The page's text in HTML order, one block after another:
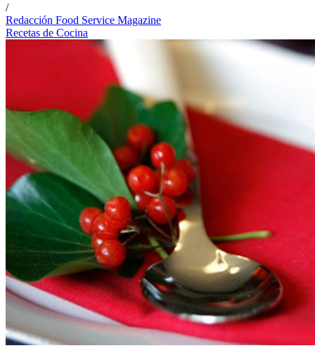
/
Redacción Food Service Magazine
Recetas de Cocina